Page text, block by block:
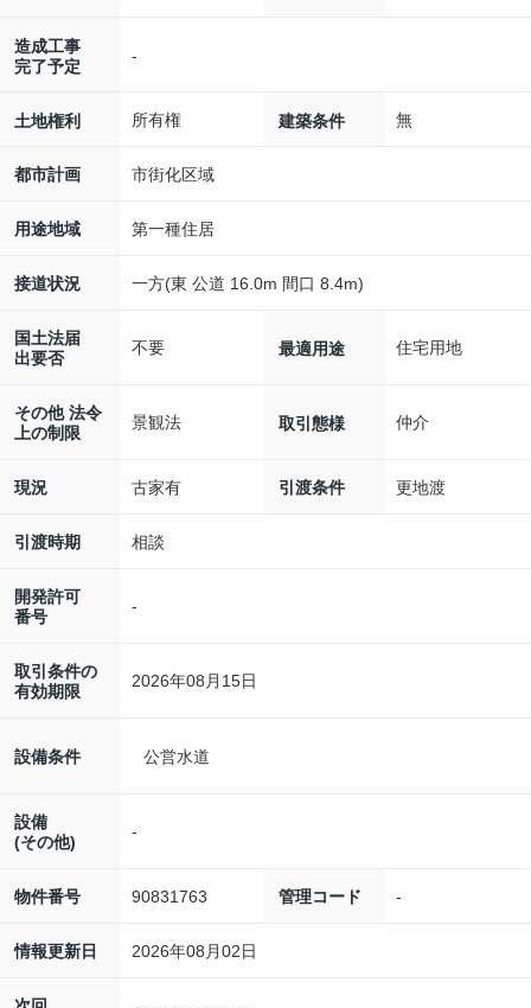
造成工事
完了予定
-
土地権利 所有権 建築条件 無
都市計画 市街化区域
用途地域 第一種住居
接道状況 一方(東 公道 16.0m 間口 8.4m)
国土法届
出要否
不要 最適用途 住宅用地
その他 法令
上の制限
景観法 取引態様 仲介
現況 古家有 引渡条件 更地渡
引渡時期 相談
開発許可
番号
-
取引条件の
有効期限
2026年08月15日
設備条件 公営水道
設備
(その他)
-
物件番号 90831763 管理コード -
情報更新日 2026年08月02日